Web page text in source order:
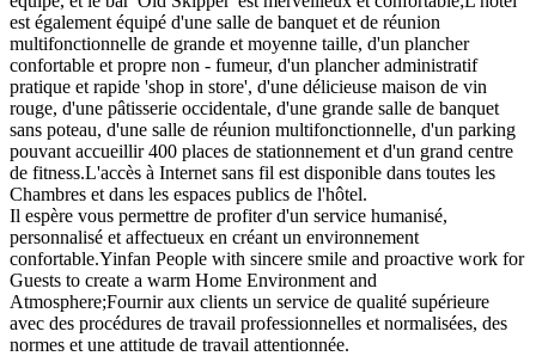
est également équipé d'une salle de banquet et de réunion
multifonctionnelle de grande et moyenne taille, d'un plancher
confortable et propre non - fumeur, d'un plancher administratif
pratique et rapide 'shop in store', d'une délicieuse maison de vin
rouge, d'une pâtisserie occidentale, d'une grande salle de banquet
sans poteau, d'une salle de réunion multifonctionnelle, d'un parking
pouvant accueillir 400 places de stationnement et d'un grand centre
de fitness.L'accès à Internet sans fil est disponible dans toutes les
Chambres et dans les espaces publics de l'hôtel.
Il espère vous permettre de profiter d'un service humanisé,
personnalisé et affectueux en créant un environnement
confortable.Yinfan People with sincere smile and proactive work for
Guests to create a warm Home Environment and
Atmosphere;Fournir aux clients un service de qualité supérieure
avec des procédures de travail professionnelles et normalisées, des
normes et une attitude de travail attentionnée.